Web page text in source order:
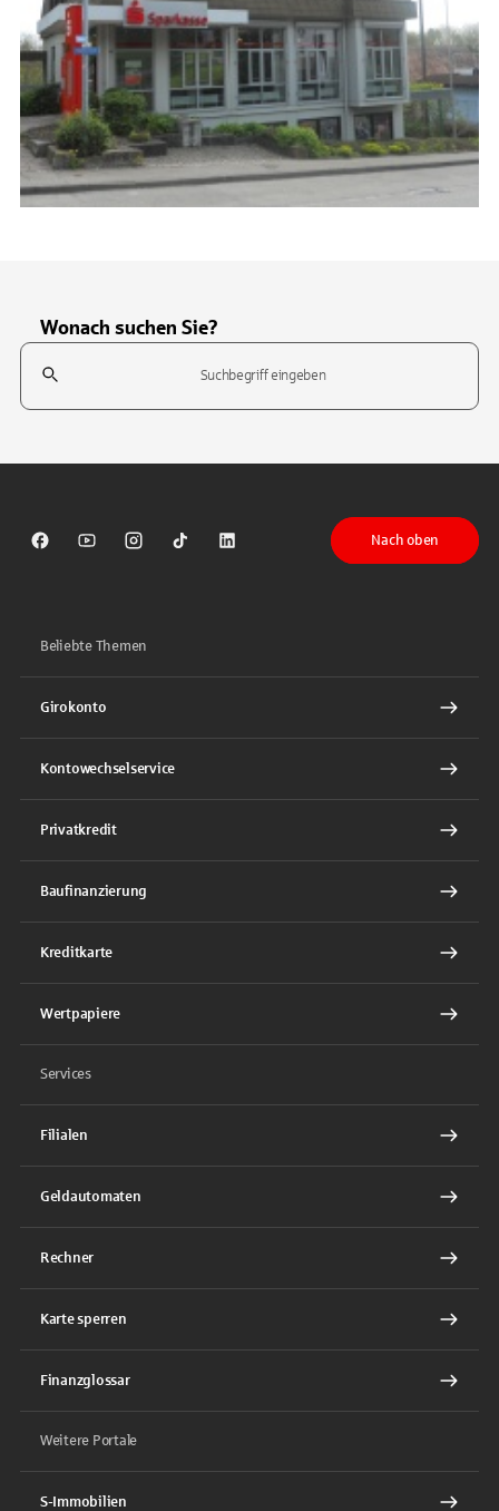
Wonach suchen Sie?
Suchfeld
Sparkasse auf Facebook
Sparkasse auf Youtube
Sparkasse auf Instagram
Sparkasse auf TikTok
Sparkasse auf LinkedIn
Nach oben
Beliebte Themen
Girokonto
Kontowechselservice
Privatkredit
Baufinanzierung
Kreditkarte
Wertpapiere
Services
Filialen
Geldautomaten
Rechner
Karte sperren
Finanzglossar
Weitere Portale
S-Immobilien